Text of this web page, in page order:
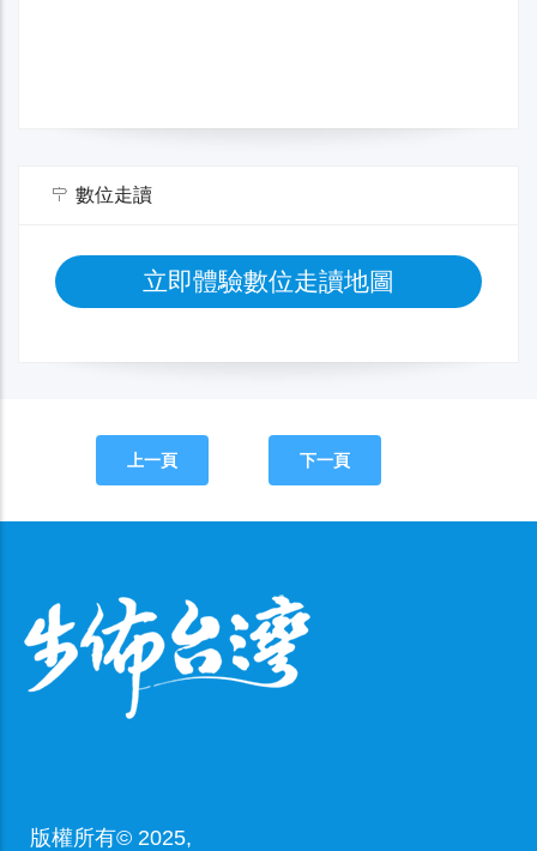
數位走讀
立即體驗數位走讀地圖
上一頁 下一頁
版權所有© 2025,